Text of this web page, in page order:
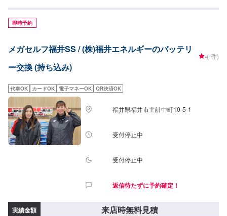
即時予約
メガセルフ福井SS / (株)福井エネルギーのバッテリ
ー交換 (持ち込み)
-(-件)
代車OK カードOK 電子マネーOK QR決済OK
福井県福井市主計中町10-5-1
受付停止中
受付停止中
返信待たずに予約確定！
実績金額 来店時無料見積